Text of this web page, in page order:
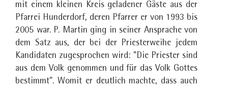
mit einem kleinen Kreis geladener Gäste aus der
Pfarrei Hunderdorf, deren Pfarrer er von 1993 bis
2005 war. P. Martin ging in seiner Ansprache von
dem Satz aus, der bei der Priesterweihe jedem
Kandidaten zugesprochen wird: "Die Priester sind
aus dem Volk genommen und für das Volk Gottes
bestimmt". Womit er deutlich machte, dass auch